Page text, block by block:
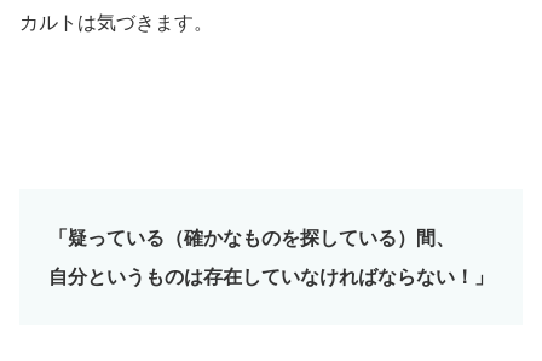
カルトは気づきます。
「疑っている（確かなものを探している）間、
自分というものは存在していなければならない！」